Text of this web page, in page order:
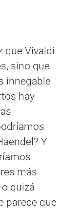
que Vivaldi
sino que
innegable
hay
Y
más
quizá
parece que